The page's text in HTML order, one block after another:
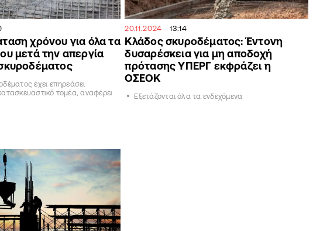
χρόνου για όλα τα
μετά την απεργία
έχει επηρεάσει
τομέα, αναφέρει
20.11.2024 13:14
Κλάδος σκυροδέματος: Έντονη
δυσαρέσκεια για μη αποδοχή
πρότασης ΥΠΕΡΓ εκφράζει η
ΟΣΕΟΚ
Εξετάζονται όλα τα ενδεχόμενα